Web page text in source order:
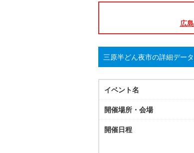
広
三原半どん夜市の詳細データ
イベント名
開催場所・会場
開催日程